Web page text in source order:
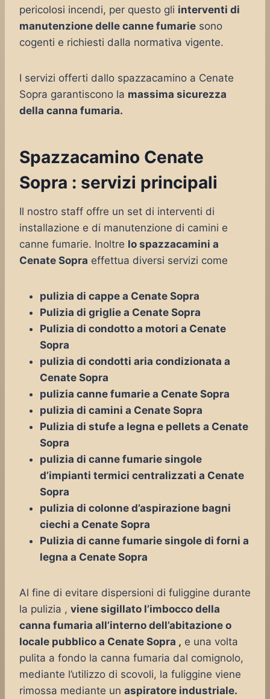
pericolosi incendi, per questo gli interventi di
manutenzione delle canne fumarie sono
cogenti e richiesti dalla normativa vigente.
I servizi offerti dallo spazzacamino a Cenate
Sopra garantiscono la massima sicurezza
della canna fumaria.
Spazzacamino Cenate
Sopra : servizi principali
Il nostro staff offre un set di interventi di
installazione e di manutenzione di camini e
canne fumarie. Inoltre lo spazzacamini a
Cenate Sopra effettua diversi servizi come
pulizia di cappe a Cenate Sopra
Pulizia di griglie a Cenate Sopra
Pulizia di condotto a motori a Cenate
Sopra
pulizia di condotti aria condizionata a
Cenate Sopra
pulizia canne fumarie a Cenate Sopra
pulizia di camini a Cenate Sopra
Pulizia di stufe a legna e pellets a Cenate
Sopra
pulizia di canne fumarie singole
d’impianti termici centralizzati a Cenate
Sopra
pulizia di colonne d’aspirazione bagni
ciechi a Cenate Sopra
Pulizia di canne fumarie singole di forni a
legna a Cenate Sopra
Al fine di evitare dispersioni di fuliggine durante
la pulizia , viene sigillato l’imbocco della
canna fumaria all’interno dell’abitazione o
locale pubblico a Cenate Sopra , e una volta
pulita a fondo la canna fumaria dal comignolo,
mediante l’utilizzo di scovoli, la fuliggine viene
rimossa mediante un aspiratore industriale.